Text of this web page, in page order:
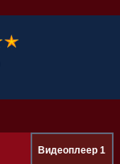
Видеоплеер 1